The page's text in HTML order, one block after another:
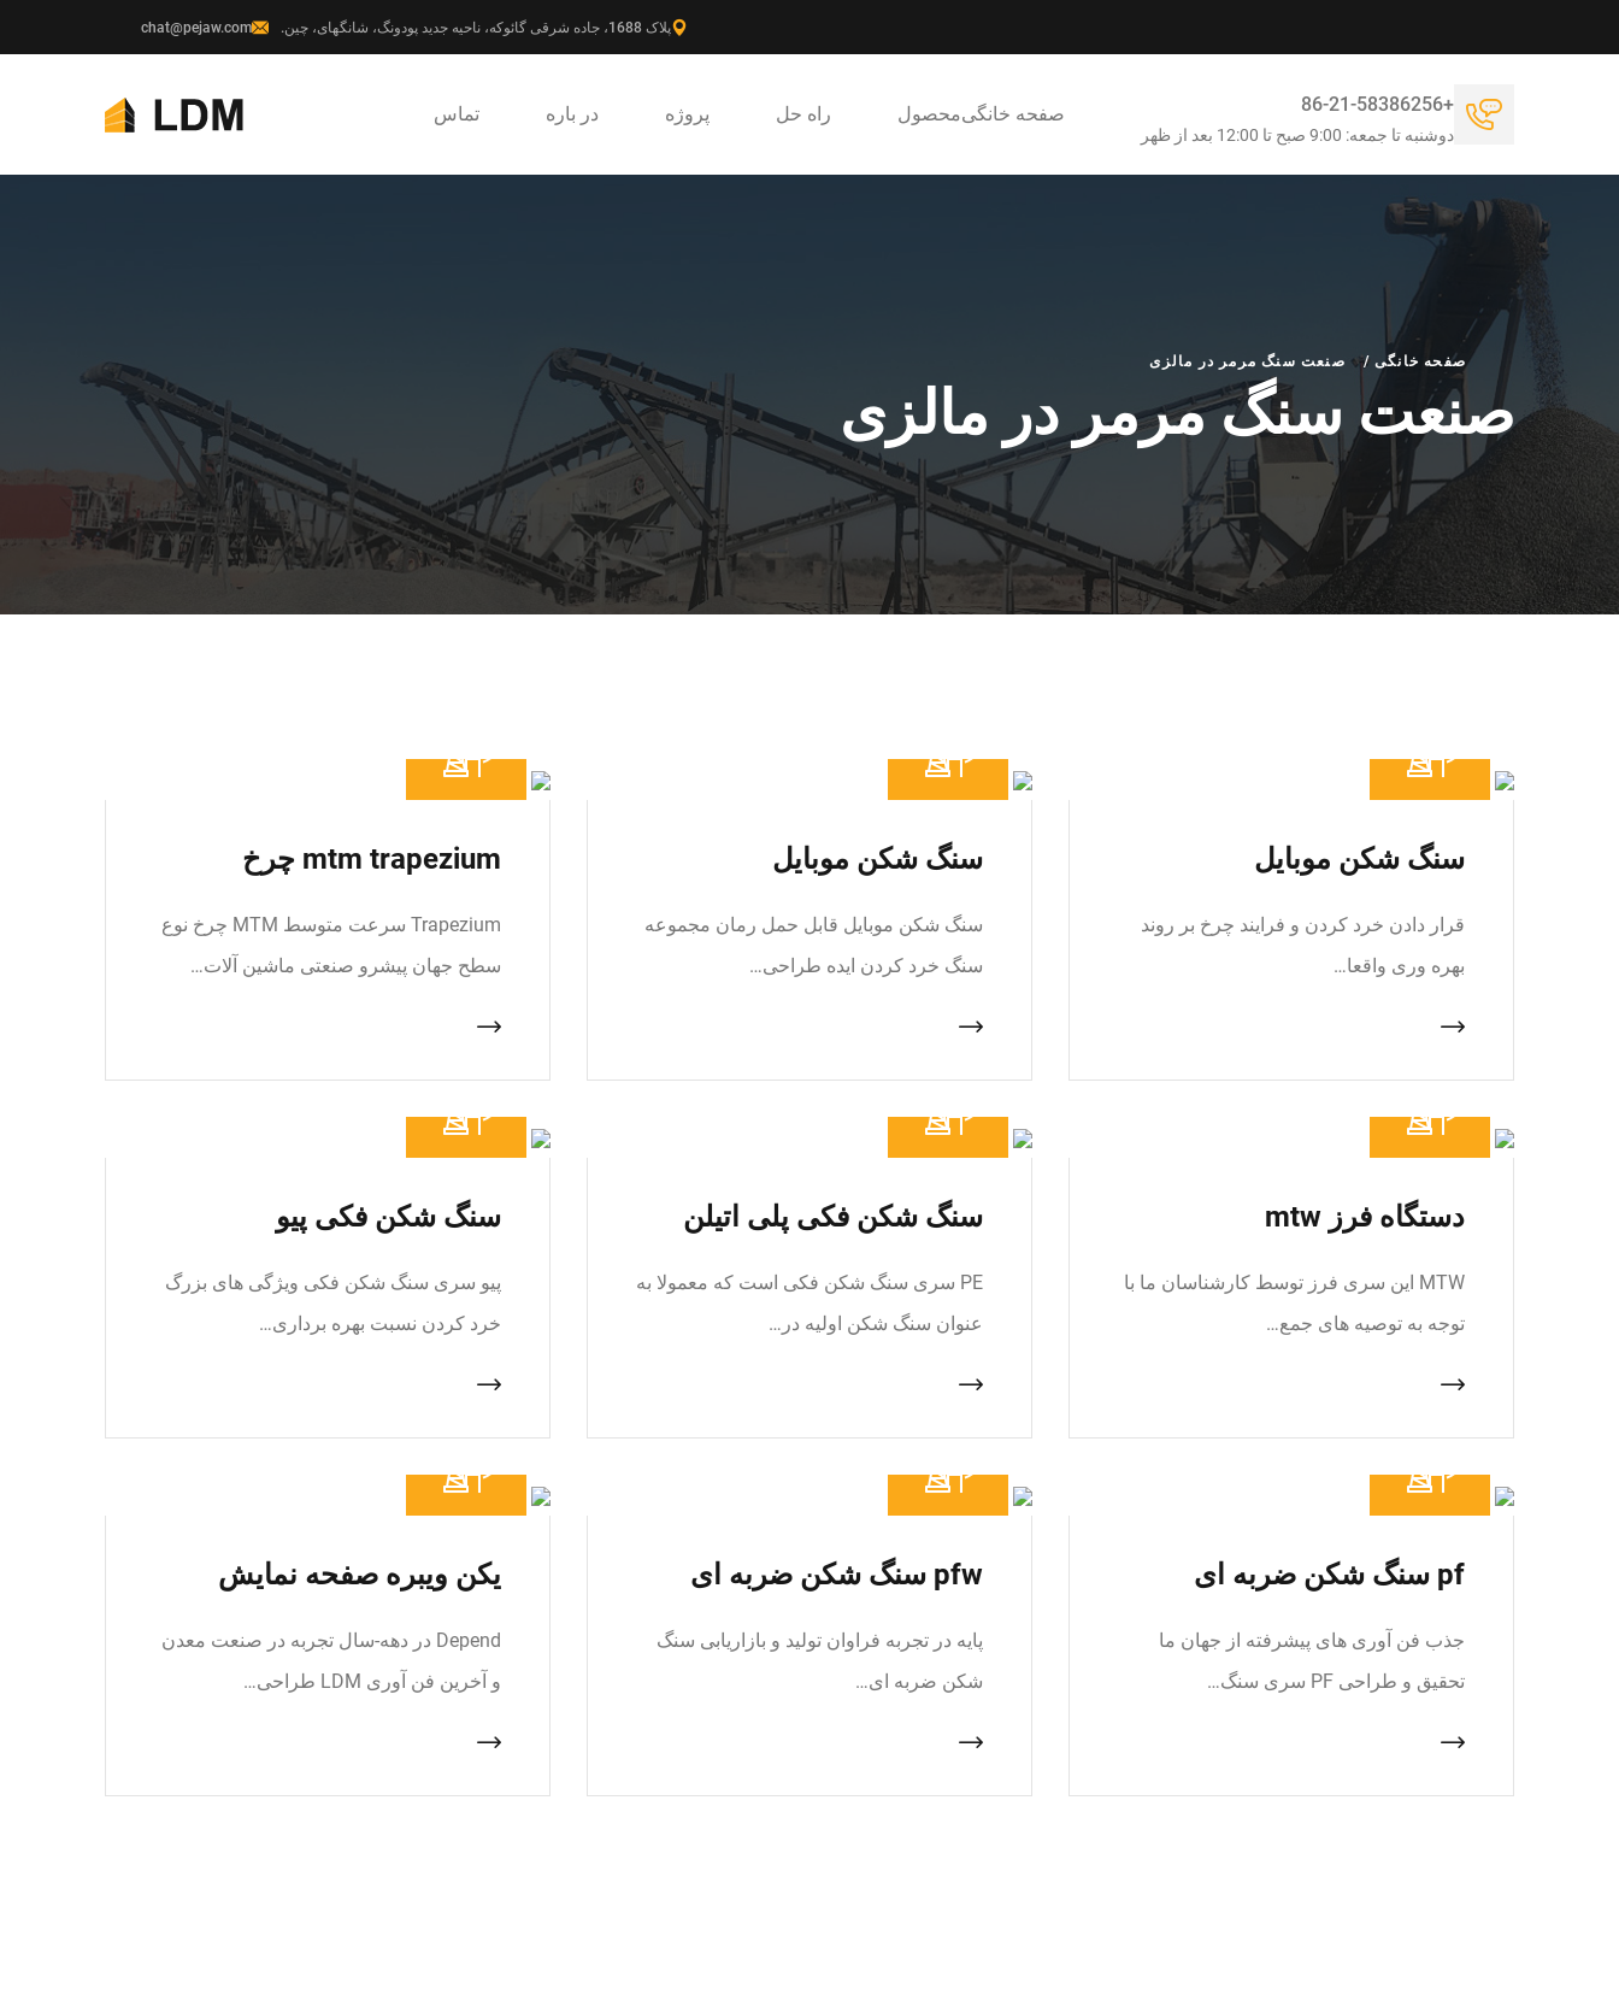
پلاک 1688، جاده شرقی گائوکه، ناحیه جدید پودونگ، شانگهای، چین. chat@pejaw.com
صفحه خانگیمحصول راه حل پروژه در باره تماس +86-21-58386256
دوشنبه تا جمعه: 9:00 صبح تا 12:00 بعد از ظهر
صفحه خانگی / صنعت سنگ مرمر در مالزی
صنعت سنگ مرمر در مالزی
سنگ شکن موبایل
قرار دادن خرد کردن و فرایند چرخ بر روند
بهره وری واقعا…
سنگ شکن موبایل
سنگ شکن موبایل قابل حمل رمان مجموعه
سنگ خرد کردن ایده طراحی…
mtm trapezium چرخ
Trapezium سرعت متوسط MTM چرخ نوع
سطح جهان پیشرو صنعتی ماشین آلات…
دستگاه فرز mtw
MTW این سری فرز توسط کارشناسان ما با
توجه به توصیه های جمع…
سنگ شکن فکی پلی اتیلن
PE سری سنگ شکن فکی است که معمولا به
عنوان سنگ شکن اولیه در…
سنگ شکن فکی پیو
پیو سری سنگ شکن فکی ویژگی های بزرگ
خرد کردن نسبت بهره برداری…
pf سنگ شکن ضربه ای
جذب فن آوری های پیشرفته از جهان ما
تحقیق و طراحی PF سری سنگ…
pfw سنگ شکن ضربه ای
پایه در تجربه فراوان تولید و بازاریابی سنگ
شکن ضربه ای…
یکن ویبره صفحه نمایش
Depend در دهه-سال تجربه در صنعت معدن
و آخرین فن آوری LDM طراحی…